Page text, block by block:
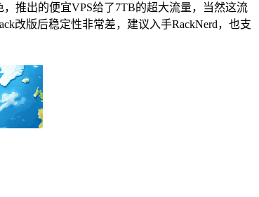
推出的便宜VPS给了7TB的超大流量，当然这流
改版后稳定性非常差，建议入手RackNerd，也支